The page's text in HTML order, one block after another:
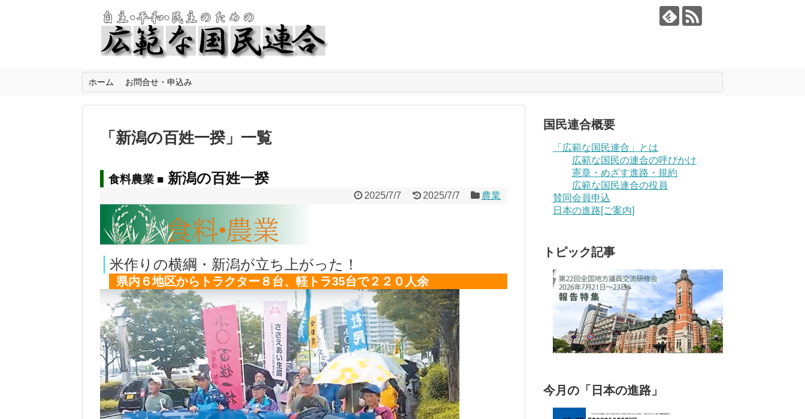
ホーム お問合せ・申込み
「 新潟の百姓一揆」 一覧
食料農業 ■ 新潟の百姓一揆
2025/7/7 2025/7/7 農業
米作りの横綱・新潟が立ち上がった！
県内６地区からトラクター８台、軽トラ35台で２２０人余
国民連合概要
「広範な国民連合」とは
広範な国民の連合の呼びかけ
憲章・めざす進路・規約
広範な国民連合の役員
賛同会員申込
日本の進路[ご案内]
トピック記事
今月の「日本の進路」